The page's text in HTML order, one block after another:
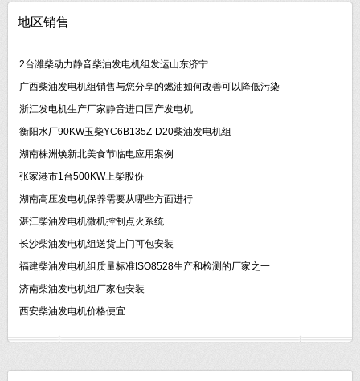
地区销售
2台潍柴动力静音柴油发电机组发运山东济宁
广西柴油发电机组销售与您分享的燃油如何改善可以降低污染
浙江发电机生产厂家静音进口国产发电机
衡阳水厂90KW玉柴YC6B135Z-D20柴油发电机组
湖南株洲焕新北美食节临电应用案例
张家港市1台500KW上柴股份
湖南高压发电机保养需要从哪些方面进行
湛江柴油发电机微机控制点火系统
长沙柴油发电机组送货上门可包安装
福建柴油发电机组质量标准ISO8528生产和检测的厂家之一
济南柴油发电机组厂家包安装
西安柴油发电机价格便宜